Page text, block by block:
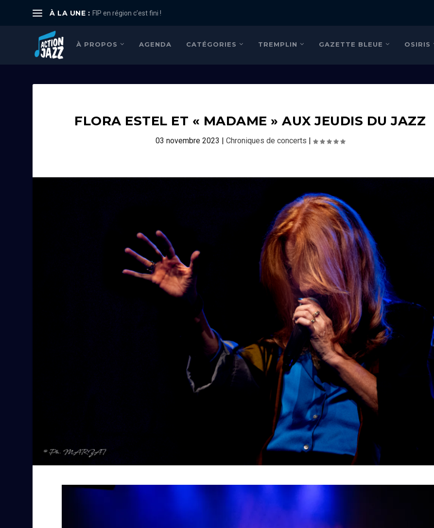
À LA UNE : FIP en région c’est fini !
À PROPOS AGENDA CATÉGORIES TREMPLIN GAZETTE BLEUE OSIRIS
FLORA ESTEL ET « MADAME » AUX JEUDIS DU JAZZ
03 novembre 2023 | Chroniques de concerts |